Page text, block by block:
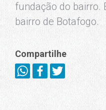
fundação do bairro.
bairro de Botafogo.
Compartilhe